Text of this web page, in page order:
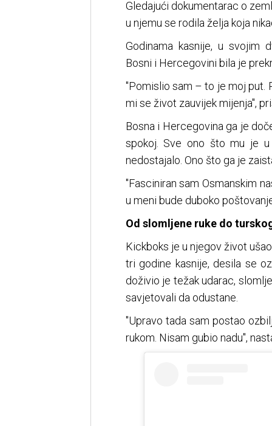
Gledajući dokumentarac o
u njemu se rodila želja koja
Godinama kasnije, u svojim
Bosni i Hercegovini bila je
"Pomislio sam – to je moj put.
mi se život zauvijek mijenja",
Bosna i Hercegovina ga je
spokoj. Sve ono što mu je u
nedostajalo. Ono što ga je
"Fasciniran sam Osmanskim
u meni bude duboko
Od slomljene ruke do
Kickboks je u njegov život
tri godine kasnije, desila se
doživio je težak udarac,
savjetovali da odustane.
"Upravo tada sam postao
rukom. Nisam gubio nadu",